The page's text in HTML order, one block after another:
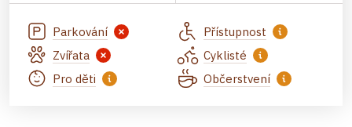
Parkování
Přístupnost
Zvířata
Cyklisté
Pro děti
Občerstvení